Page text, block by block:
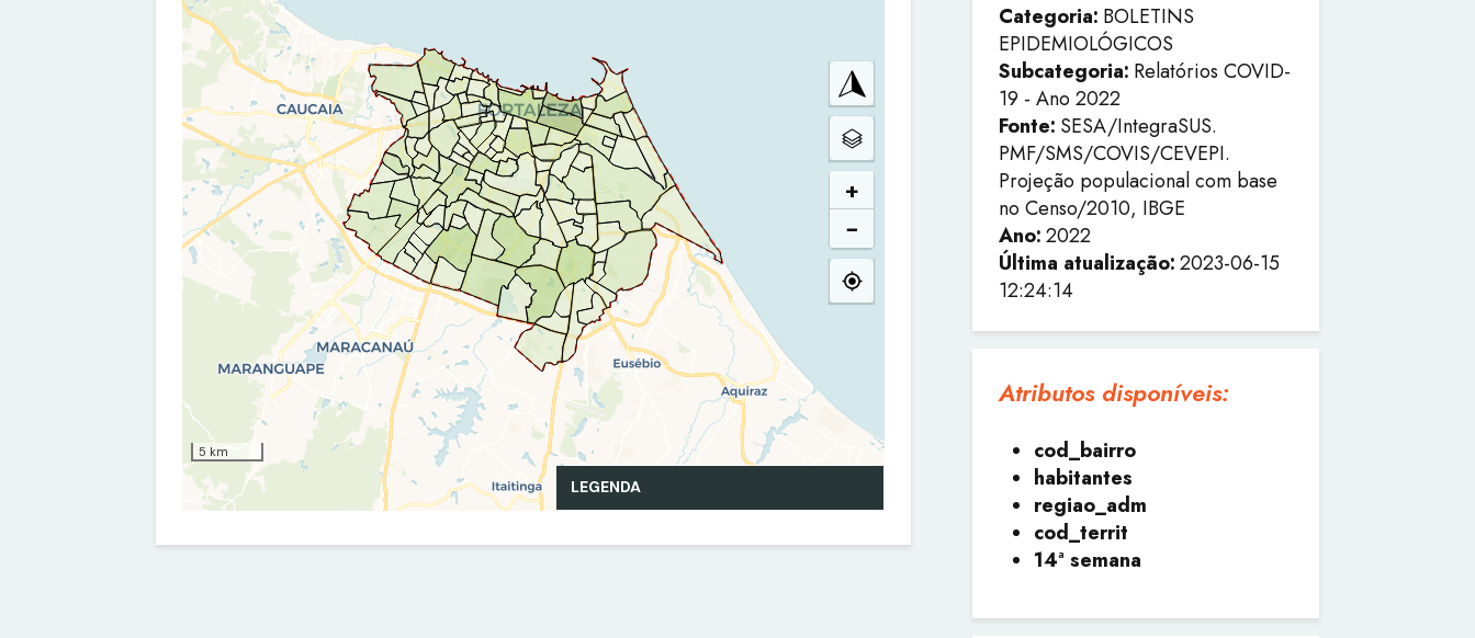
Categoria: BOLETINS
EPIDEMIOLÓGICOS
Subcategoria: Relatórios COVID-
19 - Ano 2022
Fonte: SESA/IntegraSUS.
PMF/SMS/COVIS/CEVEPI.
Projeção populacional com base
no Censo/2010, IBGE
Ano:2022
Última atualização:2023-06-15
12:24:14
Atributos disponíveis:
cod_bairro
habitantes
regiao_adm
cod_territ
14ª semana